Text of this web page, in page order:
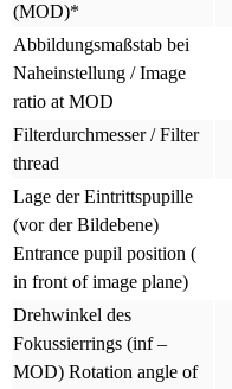
(MOD)*
Abbildungsmaßstab bei
Naheinstellung / Image
ratio at MOD
Filterdurchmesser / Filter
thread
Lage der Eintrittspupille
(vor der Bildebene)
Entrance pupil position (
in front of image plane)
Drehwinkel des
Fokussierrings (inf –
MOD) Rotation angle of